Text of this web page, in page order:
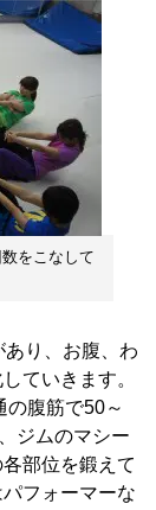
をこなして
あり、お腹、わ
ていきます。
の腹筋で50～
ジムのマシー
部位を鍛えて
フォーマーな